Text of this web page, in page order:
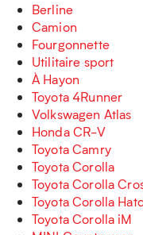
Berline
Camion
Fourgonnette
Utilitaire sport
À Hayon
Toyota 4Runner
Volkswagen Atlas
Honda CR-V
Toyota Camry
Toyota Corolla
Toyota Corolla
Toyota Corolla
Toyota Corolla iM